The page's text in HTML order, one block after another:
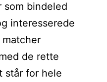
som bindeled
interesserede
de rette
står for hele